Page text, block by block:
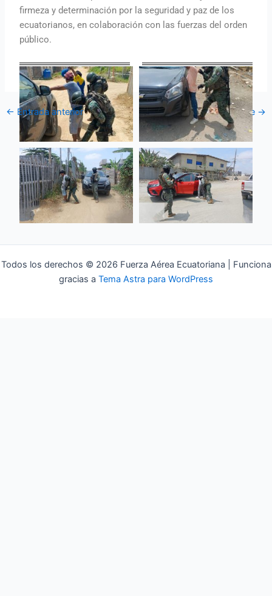
firmeza y determinación por la seguridad y paz de los
ecuatorianos, en colaboración con las fuerzas del orden
público.
← Entrada anterior Entrada siguiente →
Todos los derechos © 2026 Fuerza Aérea Ecuatoriana | Funciona
gracias a Tema Astra para WordPress